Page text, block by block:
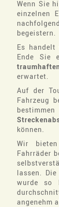
Wenn Sie
einzelnen
begeistern.
Es handelt
Ende Sie
erwartet.
Auf der
Fahrzeug
können.
Wir
Fahrräder
lassen.
wurde so
angenehm